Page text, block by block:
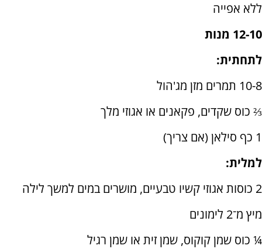
ללא אפייה
12-10 מנות
לתחתית:
10-8 תמרים מזן מג'הול
⅔ כוס שקדים, פקאנים או אגוזי מלך
1 כף סילאן (אם צריך)
למלית:
2 כוסות אגוזי קשיו טבעיים, מושרים במים למשך לילה
מיץ מ־2 לימונים
¼ כוס שמן קוקוס, שמן זית או שמן רגיל